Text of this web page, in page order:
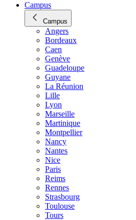
Campus
Campus
Angers
Bordeaux
Caen
Genève
Guadeloupe
Guyane
La Réunion
Lille
Lyon
Marseille
Martinique
Montpellier
Nancy
Nantes
Nice
Paris
Reims
Rennes
Strasbourg
Toulouse
Tours